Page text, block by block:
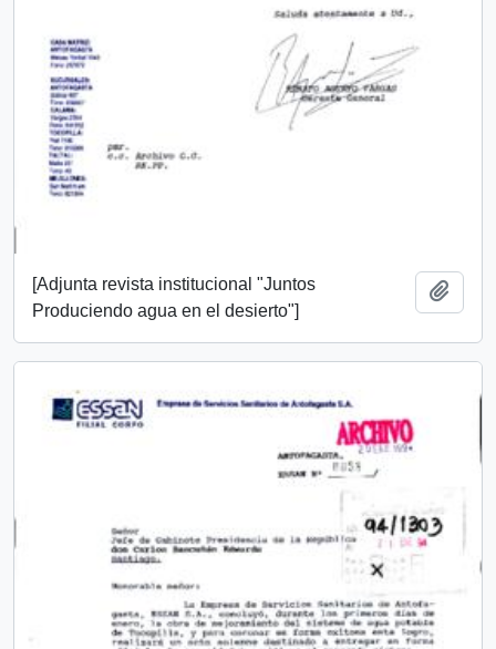
[Adjunta revista institucional "Juntos
Produciendo agua en el desierto"]